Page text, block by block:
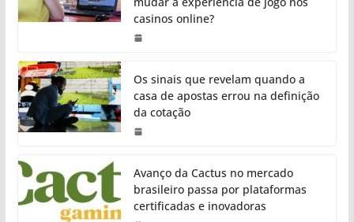
casinos online?
Os sinais que revelam quando a
casa de apostas errou na definição
da cotação
Avanço da Cactus no mercado
brasileiro passa por plataformas
certificadas e inovadoras